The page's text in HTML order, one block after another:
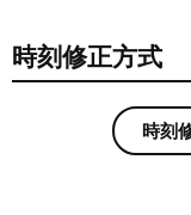
時刻修正方式
時刻